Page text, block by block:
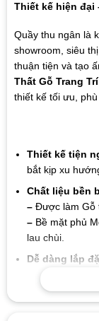
Thiết kế hiện đại
Quầy thu ngân là
showroom, siêu
thuận tiện và tạo
Thất Gỗ Trang Trí
thiết kế tối ưu,
Thiết kế tiện
bắt kịp xu
Chất liệu bền
–Được làm Gỗ
–Bề mặt phủ
lau chùi.
Dễ dàng lắp
cao, giúp bạn